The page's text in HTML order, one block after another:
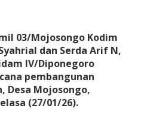
03/Mojosongo Kodim
dan Serda Arif N,
IV/Diponegoro
pembangunan
Desa Mojosongo,
(27/01/26).